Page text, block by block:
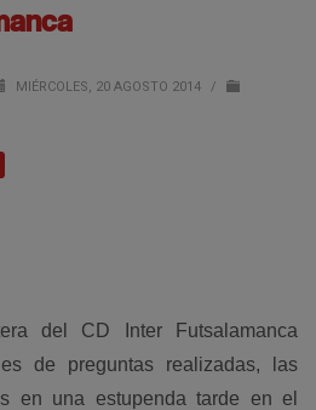
MIÉRCOLES, 20 AGOSTO 2014
/
del CD Inter Futsalamanca
de preguntas realizadas, las
en una estupenda tarde en el